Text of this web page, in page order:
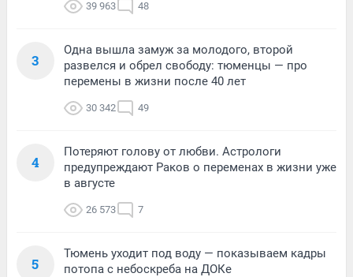
39 963 48
3
Одна вышла замуж за молодого, второй
развелся и обрел свободу: тюменцы — про
перемены в жизни после 40 лет
30 342 49
4
Потеряют голову от любви. Астрологи
предупреждают Раков о переменах в жизни уже
в августе
26 573 7
5
Тюмень уходит под воду — показываем кадры
потопа с небоскреба на ДОКе